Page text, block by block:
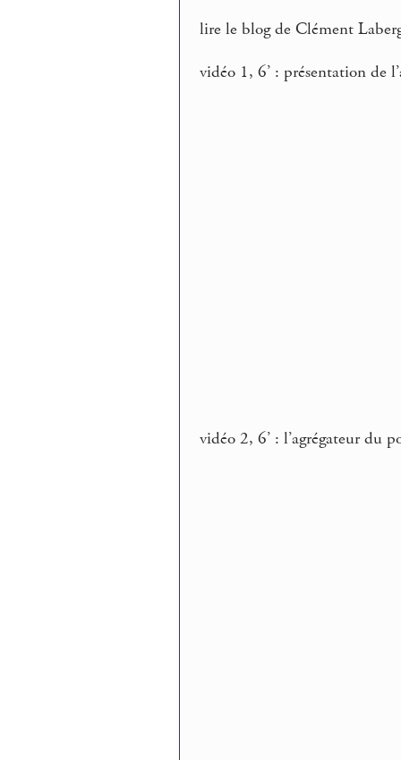
lire le blog de Clément
vidéo 1, 6’ : présentation de
vidéo 2, 6’ : l’agrégateur du